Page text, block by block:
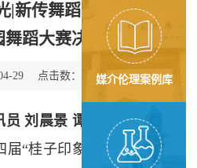
|新传舞蹈队斩获第四届
蹈大赛决赛三等奖
29 点击数： 87
员 刘晨景 谭鑫蕊）4月25日
“桂子印象”校园舞蹈大赛
媒介伦理案例库